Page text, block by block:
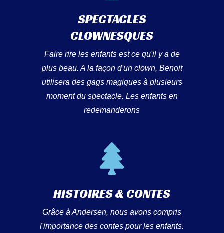
SPECTACLES
CLOWNESQUES
Faire rire les enfants est ce qu'il y a de
plus beau. A la façon d'un clown, Benoit
utilisera des gags magiques à plusieurs
moment du spectacle. Les enfants en
redemanderons
HISTOIRES & CONTES
Grâce à Andersen, nous avons compris
l'importance des contes pour les enfants.